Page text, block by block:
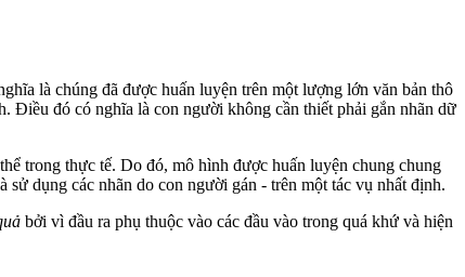
là chúng đã được huấn luyện trên một lượng lớn văn bản thô
Điều đó có nghĩa là con người không cần thiết phải gắn nhãn dữ
trong thực tế. Do đó, mô hình được huấn luyện chung chung
dụng các nhãn do con người gán - trên một tác vụ nhất định.
bởi vì đầu ra phụ thuộc vào các đầu vào trong quá khứ và hiện